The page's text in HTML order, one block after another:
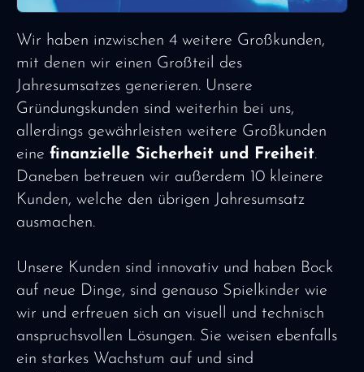
Wir haben inzwischen 4 weitere Großkunden,
mit denen wir einen Großteil des
Jahresumsatzes generieren. Unsere
Gründungskunden sind weiterhin bei uns,
allerdings gewährleisten weitere Großkunden
eine finanzielle Sicherheit und Freiheit.
Daneben betreuen wir außerdem 10 kleinere
Kunden, welche den übrigen Jahresumsatz
ausmachen.
Unsere Kunden sind innovativ und haben Bock
auf neue Dinge, sind genauso Spielkinder wie
wir und erfreuen sich an visuell und technisch
anspruchsvollen Lösungen. Sie weisen ebenfalls
ein starkes Wachstum auf und sind